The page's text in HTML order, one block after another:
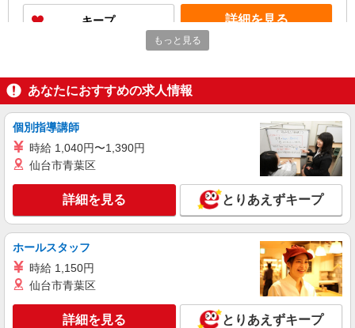
がい向上手当、日祝手当（月平均2回分）、夜勤手
当（月平均5回分）等、毎月平均的に支払われる手
当を含みます。 ※介護福祉士のみ、特別職務手当
キープ 詳細を見る
介護スタッフ
【介護福祉士】 月給：271,300円 年収例：370
例：320万円〜 ※職務手当、働きがい向上手当、
日祝手当（月平均2回分）、夜勤手当（月平均5回
す。 ※介護福祉士のみ、特別職務手当も含む ◎オ
ンコール手当（1,500円/日）別途支給あり ◎残業
時は別途時間外手当支給（超過1分〜） ◎賞与
埼玉県越谷市北越谷1丁目18-2
詳細を見る
アルバイト パート
SOMPOケア 北越谷 定期巡回/3249db2
★夜勤：1勤務14,912円〜15,312円（時給制・
務（社保加入者）の場合は時給：1,414円
埼玉県越谷市北越谷1丁目18-2
もっと見る
あなたにおすすめの求人情報
個別指導講師
時給 1,040円〜1,390円
仙台市青葉区
詳細を見る とりあえずキープ
ホールスタッフ
時給 1,150円
仙台市青葉区
詳細を見る とりあえずキープ